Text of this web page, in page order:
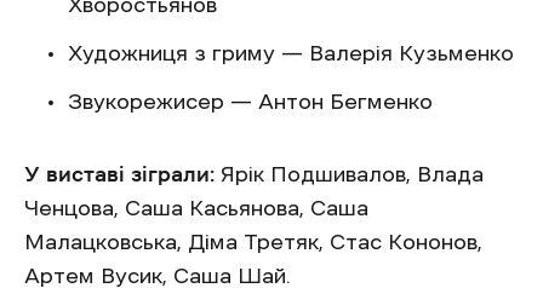
Хворостьянов
Художниця з гриму — Валерія Кузьменко
Звукорежисер — Антон Бегменко
У виставі зіграли: Ярік Подшивалов, Влада
Ченцова, Саша Касьянова, Саша
Малацковська, Діма Третяк, Стас Кононов,
Артем Вусик, Саша Шай.